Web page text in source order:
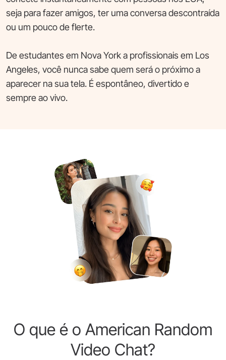
seja para fazer amigos, ter uma conversa descontraída
ou um pouco de flerte.
De estudantes em Nova York a profissionais em Los
Angeles, você nunca sabe quem será o próximo a
aparecer na sua tela. É espontâneo, divertido e
sempre ao vivo.
O que é o American Random
Video Chat?